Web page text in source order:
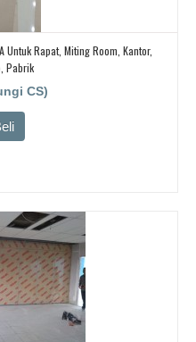
Untuk Rapat, Miting Room, Kantor,
Pabrik
CS)